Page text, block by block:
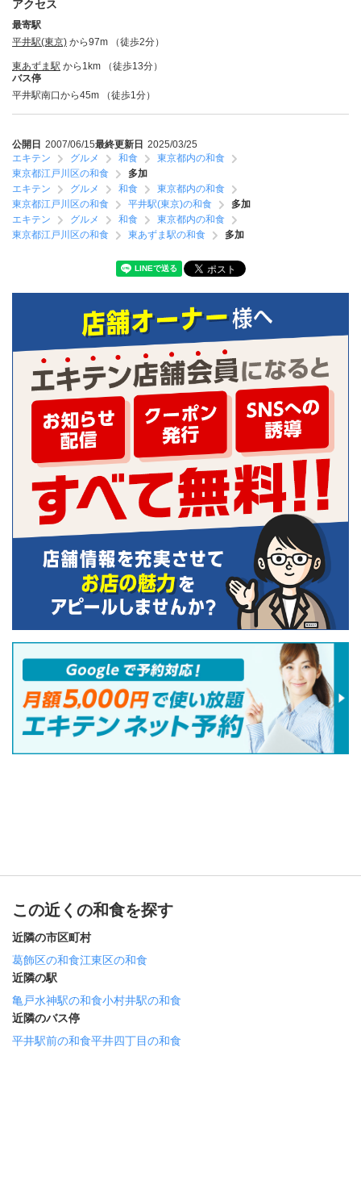
アクセス
最寄駅
平井駅(東京) から97m （徒歩2分）
東あずま駅 から1km （徒歩13分）
バス停
平井駅南口から45m （徒歩1分）
公開日 2007/06/15最終更新日 2025/03/25
エキテン
グルメ 和食
東京都内の和食
東京都江戸川区の和食
多加
エキテン
グルメ 和食
東京都内の和食
東京都江戸川区の和食
平井駅(東京)の和食
多加
エキテン
グルメ 和食
東京都内の和食
東京都江戸川区の和食
東あずま駅の和食 多加
この近くの和食を探す
近隣の市区町村
葛飾区の和食江東区の和食
近隣の駅
亀戸水神駅の和食小村井駅の和食
近隣のバス停
平井駅前の和食平井四丁目の和食